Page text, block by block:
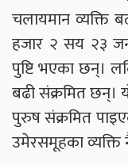
चलायमान व्यक्ति
हजार २ सय २३
पुष्टि भएका छन्।
बढी संक्रमित छन्।
पुरुष संक्रमित
उमेरसमूहका व्यक्ति